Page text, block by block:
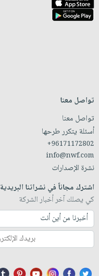
تواصل معنا
تواصل معنا
أسئلة يتكرر طرحها
+96171172802
info@nwf.com
نشرة الإصدارات
اشترك مجاناً في نشراتنا البريدية
كي يصلك آخر أخبار الشركة